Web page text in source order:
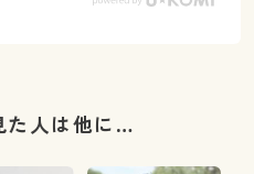
た人は他に…